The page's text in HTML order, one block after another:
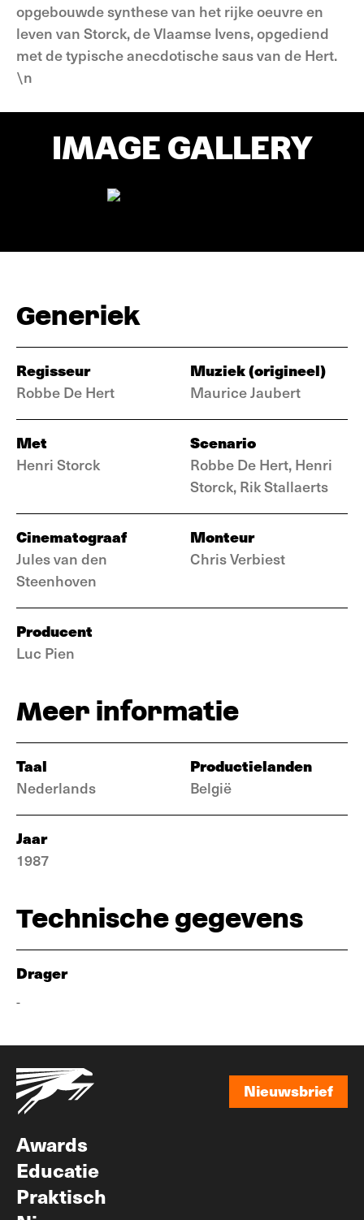
opgebouwde synthese van het rijke oeuvre en
leven van Storck, de Vlaamse Ivens, opgediend
met de typische anecdotische saus van de Hert.
\n
IMAGE GALLERY
Generiek
Regisseur
Robbe De Hert
Muziek (origineel)
Maurice Jaubert
Met
Henri Storck
Scenario
Robbe De Hert, Henri
Storck, Rik Stallaerts
Cinematograaf
Jules van den
Steenhoven
Monteur
Chris Verbiest
Producent
Luc Pien
Meer informatie
Taal
Nederlands
Productielanden
België
Jaar
1987
Technische gegevens
Drager
-
Nieuwsbrief
Awards
Educatie
Praktisch